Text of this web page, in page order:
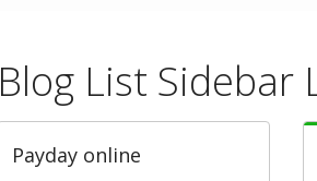
Blog List Sidebar
Payday online